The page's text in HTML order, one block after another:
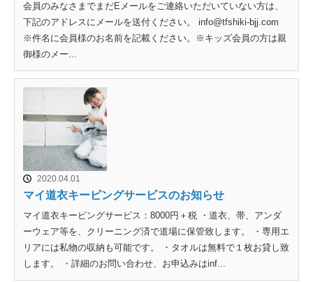
会員のみなさまでまだEメールをご連絡いただいていない方は、
下記のアドレスにメールを送付ください。 info@tfshiki-bjj.com
※件名に会員様のお名前を記載ください。※キッズ会員の方は親
御様のメー...
2020.04.01
マイ道衣キーピングサービスのお知らせ
マイ道衣キーピングサービス：8000円＋税 ・道衣、帯、アンダ
ーウェア等を、クリーニング済で道場に保管致します。 ・専用エ
リアには私物の収納も可能です。 ・タオルは無料で１枚お貸し致
します。 ・詳細のお問い合わせ、お申込みはinf...